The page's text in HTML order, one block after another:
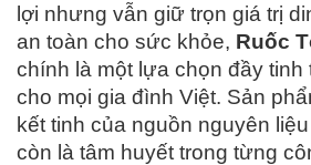
lợi nhưng vẫn giữ trọn giá trị
an toàn cho sức khỏe, Ruốc
chính là một lựa chọn đầy tinh
cho mọi gia đình Việt. Sản
kết tinh của nguồn nguyên
còn là tâm huyết trong từng